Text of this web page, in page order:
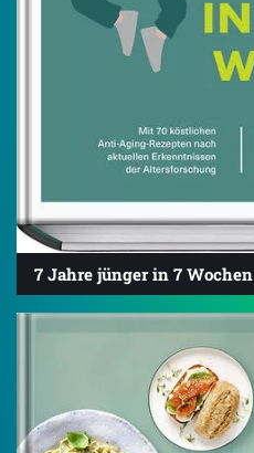
7 Jahre jünger in 7 Wochen